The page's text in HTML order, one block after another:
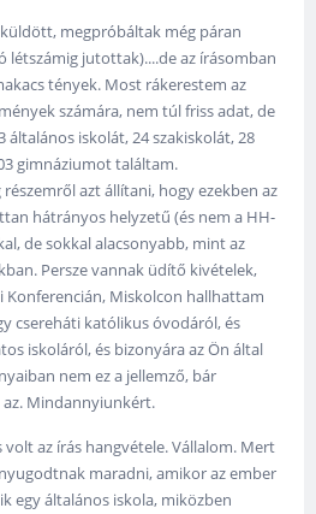
megpróbáltak még páran
létszámig jutottak)....de az írásomban
tények. Most rákerestem az
számára, nem túl friss adat, de
általános iskolát, 24 szakiskolát, 28
gimnáziumot találtam.
azt állítani, hogy ezekben az
hátrányos helyzetű (és nem a HH-
de sokkal alacsonyabb, mint az
Persze vannak üdítő kivételek,
Konferencián, Miskolcon hallhattam
csereháti katólikus óvodáról, és
iskoláról, és bizonyára az Ön által
nem ez a jellemző, bár
Mindannyiunkért.
volt az írás hangvétele. Vállalom. Mert
maradni, amikor az ember
egy általános iskola, miközben